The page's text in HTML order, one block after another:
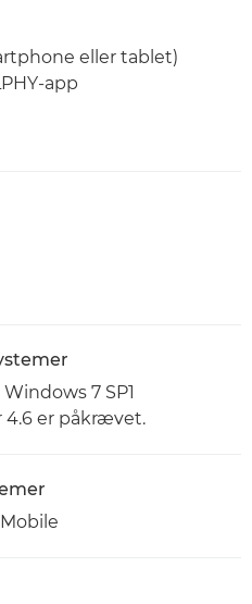
eller tablet)
app
7 SP1
4.6 er påkrævet.